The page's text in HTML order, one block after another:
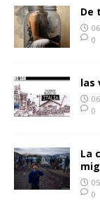
De
0
las
0
La
0